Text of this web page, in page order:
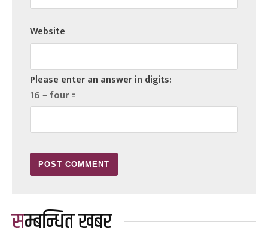
Website
Please enter an answer in digits:
16 − four =
सम्बन्धित खबर